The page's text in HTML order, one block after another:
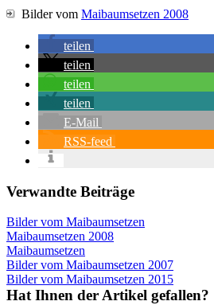
Bilder vom Maibaumsetzen 2008
teilen
teilen
teilen
teilen
E-Mail
RSS-feed
Verwandte Beiträge
Bilder vom Maibaumsetzen
Maibaumsetzen 2008
Maibaumsetzen
Bilder vom Maibaumsetzen 2007
Bilder vom Maibaumsetzen 2015
Hat Ihnen der Artikel gefallen?